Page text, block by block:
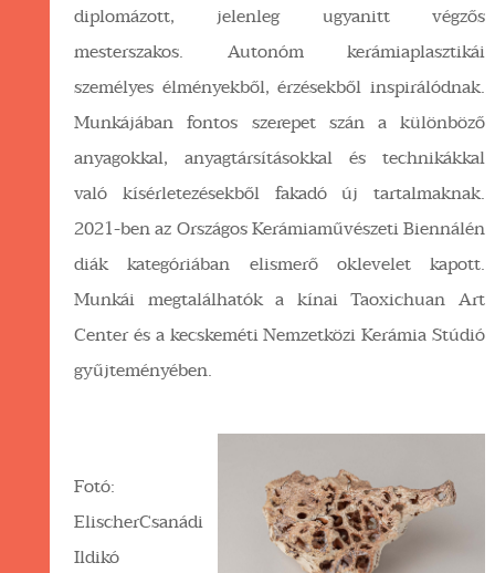
diplomázott, jelenleg ugyanitt végzős
mesterszakos. Autonóm kerámiaplasztikái
személyes élményekből, érzésekből inspirálódnak.
Munkájában fontos szerepet szán a különböző
anyagokkal, anyagtársításokkal és technikákkal
való kísérletezésekből fakadó új tartalmaknak.
2021-ben az Országos Kerámiaművészeti Biennálén
diák kategóriában elismerő oklevelet kapott.
Munkái megtalálhatók a kínai Taoxichuan Art
Center és a kecskeméti Nemzetközi Kerámia Stúdió
gyűjteményében.
Fotó:
ElischerCsanádi
Ildikó